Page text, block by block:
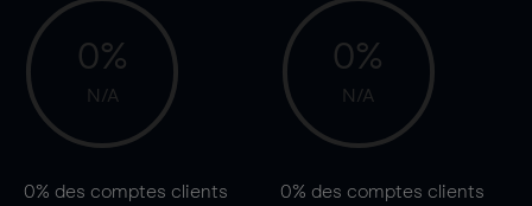
0%
N/A
0% des comptes clients
0%
N/A
0% des comptes clients